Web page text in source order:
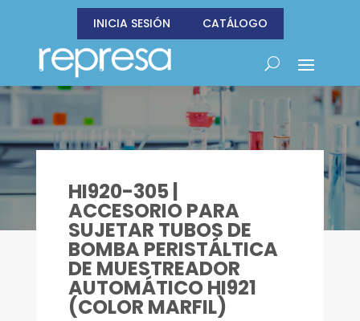
INICIA SESIÓN CATÁLOGO
HI920-305 |
ACCESORIO PARA
SUJETAR TUBOS DE
BOMBA PERISTÁLTICA
DE MUESTREADOR
AUTOMÁTICO HI921
(COLOR MARFIL)